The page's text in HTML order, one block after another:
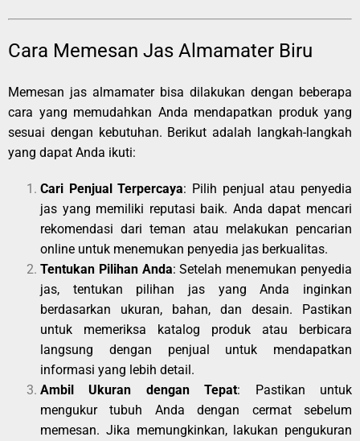
Cara Memesan Jas Almamater Biru
Memesan jas almamater bisa dilakukan dengan beberapa
cara yang memudahkan Anda mendapatkan produk yang
sesuai dengan kebutuhan. Berikut adalah langkah-langkah
yang dapat Anda ikuti:
Cari Penjual Terpercaya: Pilih penjual atau penyedia
jas yang memiliki reputasi baik. Anda dapat mencari
rekomendasi dari teman atau melakukan pencarian
online untuk menemukan penyedia jas berkualitas.
Tentukan Pilihan Anda: Setelah menemukan penyedia
jas, tentukan pilihan jas yang Anda inginkan
berdasarkan ukuran, bahan, dan desain. Pastikan
untuk memeriksa katalog produk atau berbicara
langsung dengan penjual untuk mendapatkan
informasi yang lebih detail.
Ambil Ukuran dengan Tepat: Pastikan untuk
mengukur tubuh Anda dengan cermat sebelum
memesan. Jika memungkinkan, lakukan pengukuran